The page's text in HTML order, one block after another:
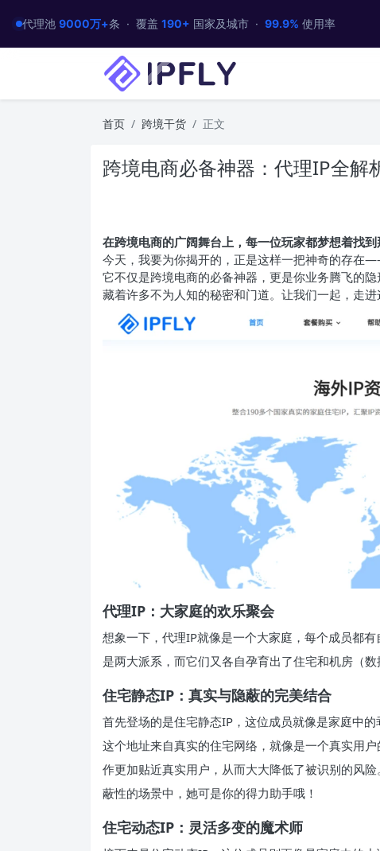
代理池 9000万+条 · 覆盖 190+ 国家及城市 · 99.9% 使用率
首页 跨境干货 正文
跨境电商必备神器：代理IP全解
在跨境电商的广阔舞台上，每一位玩家都梦想着找到
今天，我要为你揭开的，正是这样一把神奇的存在
它不仅是跨境电商的必备神器，更是你业务腾飞的
藏着许多不为人知的秘密和门道。让我们一起，走
代理IP：大家庭的欢乐聚会
想象一下，代理IP就像是一个大家庭，每个成员都
是两大派系，而它们又各自孕育出了住宅和机房（数
住宅静态IP：真实与隐蔽的完美结合
首先登场的是住宅静态IP，这位成员就像是家庭中
这个地址来自真实的住宅网络，就像是一个真实用
作更加贴近真实用户，从而大大降低了被识别的风
蔽性的场景中，她可是你的得力助手哦！
住宅动态IP：灵活多变的魔术师